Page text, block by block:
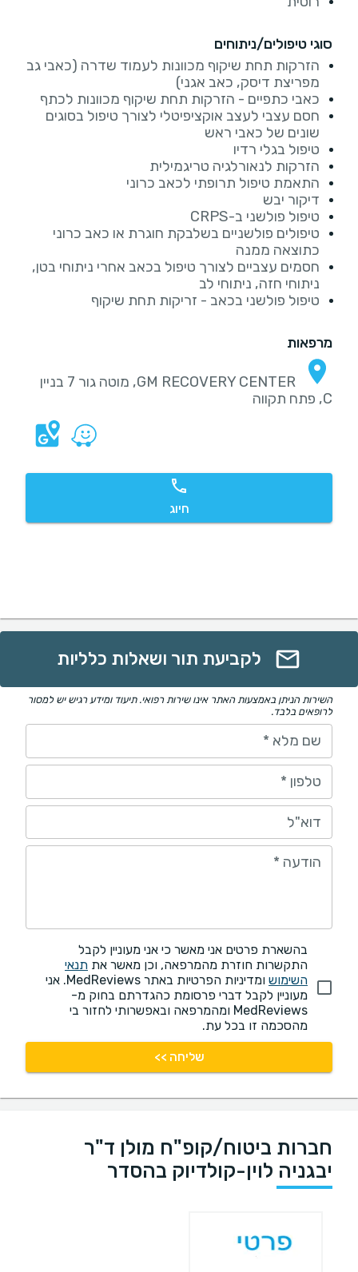
סוגי טיפולים/ניתוחים
הזרקות תחת שיקוף מכוונות לעמוד שדרה (כאבי גב
מפריצת דיסק, כאב אגני)
כאבי כתפיים - הזרקות תחת שיקוף מכוונות לכתף
חסם עצבי לעצב אוקציפיטלי לצורך טיפול בסוגים
שונים של כאבי ראש
טיפול בגלי רדיו
הזרקות לנאורלגיה טריגמילית
התאמת טיפול תרופתי לכאב כרוני
דיקור יבש
טיפול פולשני ב-CRPS
טיפולים פולשניים בשלבקת חוגרת או כאב כרוני
כתוצאה ממנה
חסמים עצביים לצורך טיפול בכאב אחרי ניתוחי בטן,
ניתוחי חזה, ניתוחי לב
טיפול פולשני בכאב - זריקות תחת שיקוף
מרפאות
GM RECOVERY CENTER, מוטה גור 7 בניין
C, פתח תקווה
חיוג
לקביעת תור ושאלות כלליות
השירות הניתן באמצעות האתר אינו שירות רפואי. תיעוד ומידע רגיש יש למסור
לרופאים בלבד.
שם מלא *
טלפון *
דוא"ל
הודעה *
בהשארת פרטים אני מאשר כי אני מעוניין לקבל
התקשרות חוזרת מהמרפאה, וכן מאשר את תנאי
השימוש
ומדיניות הפרטיות באתר MedReviews. אני
מעוניין לקבל דברי פרסומת כהגדרתם בחוק מ-
MedReviews ומהמרפאה ובאפשרותי לחזור בי
מהסכמה זו בכל עת.
שליחה >>
חברות ביטוח/קופ"ח מולן ד"ר
יבגניה לוין-קולדיוק בהסדר